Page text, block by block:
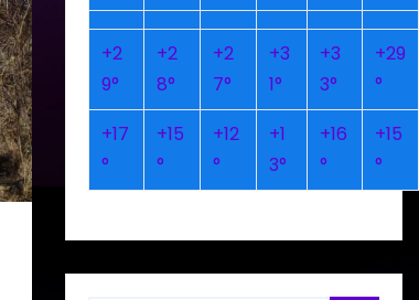
+2
9°
+2
8°
+2
7°
+3
1°
+3
3°
+29
°
+17
°
+15
°
+12
°
+1
3°
+16
°
+15
°